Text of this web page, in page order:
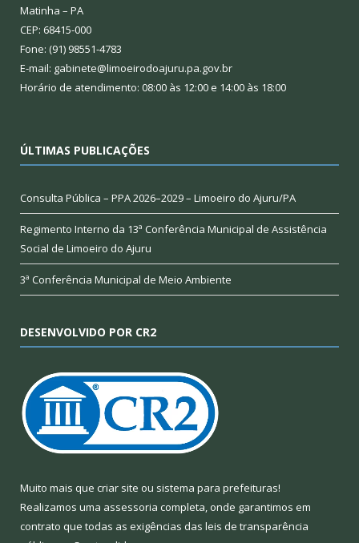
Matinha – PA
CEP: 68415-000
Fone: (91) 98551-4783
E-mail: gabinete@limoeirodoajuru.pa.gov.br
Horário de atendimento: 08:00 às 12:00 e 14:00 às 18:00
ÚLTIMAS PUBLICAÇÕES
Consulta Pública – PPA 2026–2029 – Limoeiro do Ajuru/PA
Regimento Interno da 13ª Conferência Municipal de Assistência
Social de Limoeiro do Ajuru
3ª Conferência Municipal de Meio Ambiente
DESENVOLVIDO POR CR2
Muito mais que criar site ou sistema para prefeituras!
Realizamos uma assessoria completa, onde garantimos em
contrato que todas as exigências das leis de transparência